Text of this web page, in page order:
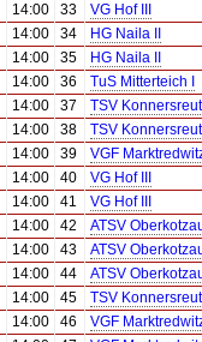
14:00 33
VG Hof III
14:00 34
HG Naila II
14:00 35
HG Naila II
14:00 36
TuS Mitterteich I
14:00 37
TSV
14:00 38
TSV
14:00 39
VGF
14:00 40
VG Hof III
14:00 41
VG Hof III
14:00 42
ATSV
14:00 43
ATSV
14:00 44
ATSV
14:00 45
TSV
14:00 46
VGF